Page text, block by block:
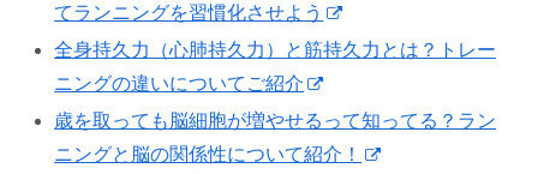
てランニングを習慣化させよう
全身持久力（心肺持久力）と筋持久力とは？トレー
ニングの違いについてご紹介
歳を取っても脳細胞が増やせるって知ってる？ラン
ニングと脳の関係性について紹介！